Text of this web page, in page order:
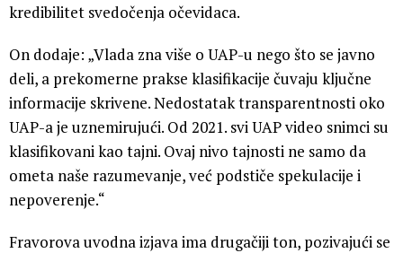
kredibilitet svedočenja očevidaca.
On dodaje: „Vlada zna više o UAP-u nego što se javno
deli, a prekomerne prakse klasifikacije čuvaju ključne
informacije skrivene. Nedostatak transparentnosti oko
UAP-a je uznemirujući. Od 2021. svi UAP video snimci su
klasifikovani kao tajni. Ovaj nivo tajnosti ne samo da
ometa naše razumevanje, već podstiče spekulacije i
nepoverenje.“
Fravorova uvodna izjava ima drugačiji ton, pozivajući se